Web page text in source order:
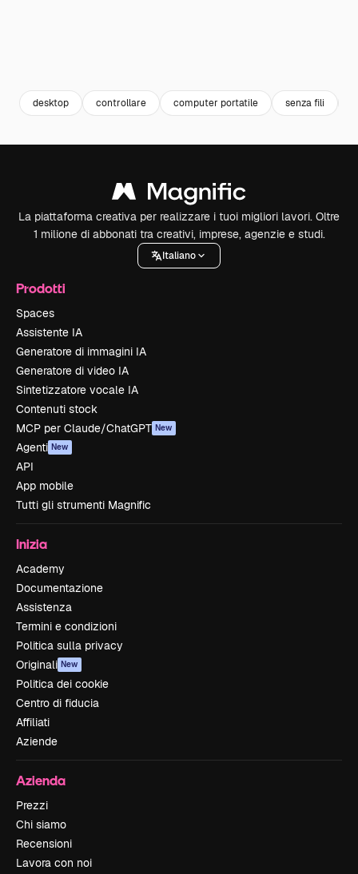
desktop controllare computer portatile senza fili
La piattaforma creativa per realizzare i tuoi migliori lavori. Oltre
1 milione di abbonati tra creativi, imprese, agenzie e studi.
Italiano
Prodotti
Spaces
Assistente IA
Generatore di immagini IA
Generatore di video IA
Sintetizzatore vocale IA
Contenuti stock
MCP per Claude/ChatGPT New
Agenti New
API
App mobile
Tutti gli strumenti Magnific
Inizia
Academy
Documentazione
Assistenza
Termini e condizioni
Politica sulla privacy
Originali New
Politica dei cookie
Centro di fiducia
Affiliati
Aziende
Azienda
Prezzi
Chi siamo
Recensioni
Lavora con noi